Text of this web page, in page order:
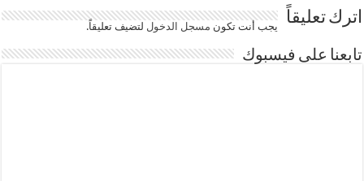
اترك تعليقاً يجب أنت تكون مسجل الدخوللتضيف تعليقاً.
تابعنا على فيسبوك